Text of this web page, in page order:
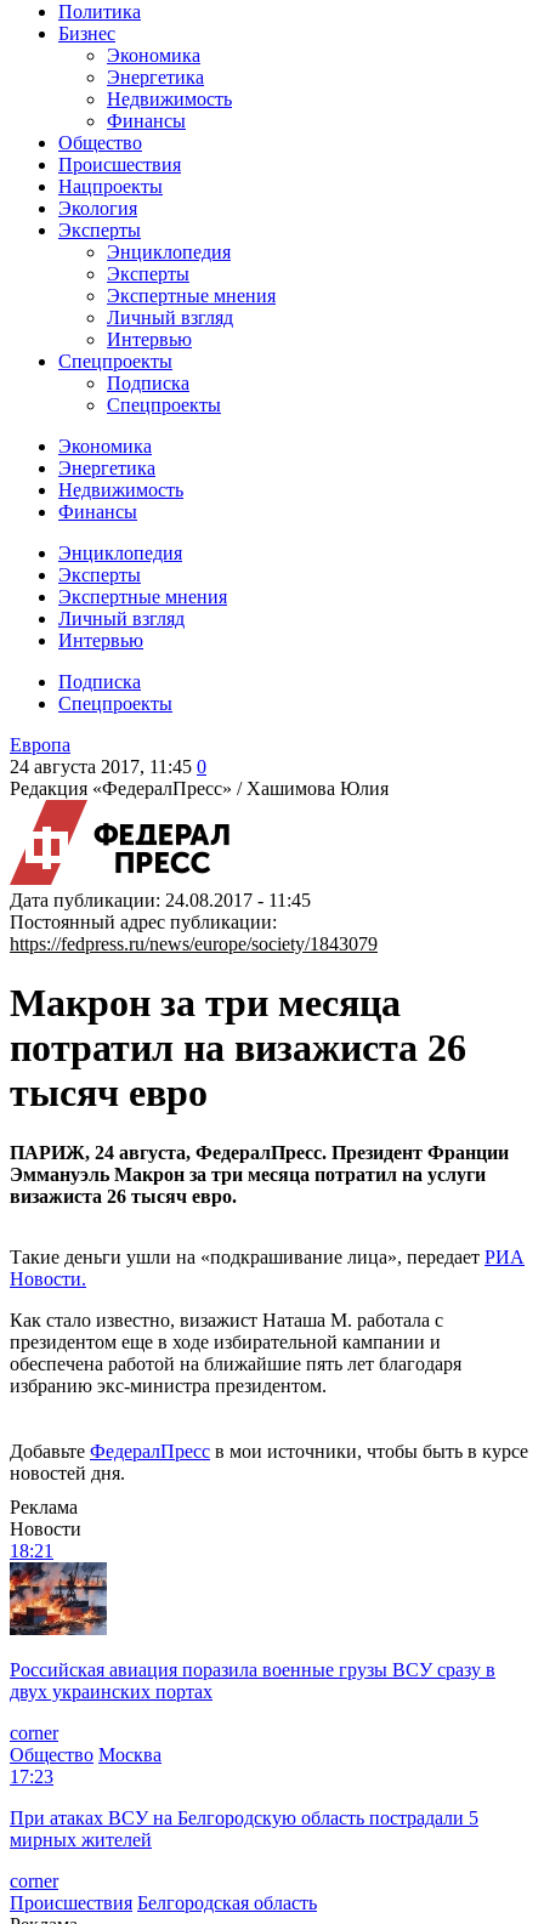
Политика
Бизнес
Экономика
Энергетика
Недвижимость
Финансы
Общество
Происшествия
Нацпроекты
Экология
Эксперты
Энциклопедия
Эксперты
Экспертные мнения
Личный взгляд
Интервью
Спецпроекты
Подписка
Спецпроекты
Экономика
Энергетика
Недвижимость
Финансы
Энциклопедия
Эксперты
Экспертные мнения
Личный взгляд
Интервью
Подписка
Спецпроекты
Европа
24 августа 2017, 11:45 0
Редакция «ФедералПресс» / Хашимова Юлия
Дата публикации: 24.08.2017 - 11:45
Постоянный адрес публикации:
https://fedpress.ru/news/europe/society/1843079
Макрон за три месяца
потратил на визажиста 26
тысяч евро
ПАРИЖ, 24 августа, ФедералПресс. Президент Франции
Эммануэль Макрон за три месяца потратил на услуги
визажиста 26 тысяч евро.
Такие деньги ушли на «подкрашивание лица», передает РИА
Новости.
Как стало известно, визажист Наташа М. работала с
президентом еще в ходе избирательной кампании и
обеспечена работой на ближайшие пять лет благодаря
избранию экс-министра президентом.
Добавьте ФедералПресс в мои источники, чтобы быть в курсе
новостей дня.
Реклама
Новости
18:21
Российская авиация поразила военные грузы ВСУ сразу в
двух украинских портах
corner
Общество Москва
17:23
При атаках ВСУ на Белгородскую область пострадали 5
мирных жителей
corner
Происшествия Белгородская область